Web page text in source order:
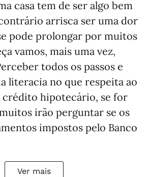
casa tem de ser algo bem
arrisca ser uma dor
pode prolongar por muitos
vamos, mais uma vez,
todos os passos e
literacia no que respeita ao
hipotecário, se for
irão perguntar se os
impostos pelo Banco
Ver mais